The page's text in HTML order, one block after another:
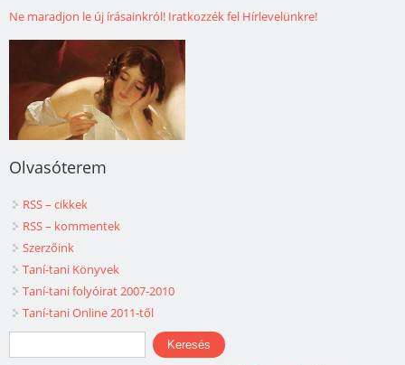
Ne maradjon le új írásainkról! Iratkozzék fel Hírlevelünkre!
Olvasóterem
RSS – cikkek
RSS – kommentek
Szerzőink
Taní-tani Könyvek
Taní-tani folyóirat 2007-2010
Taní-tani Online 2011-től
Keresés űrlap
Keresés